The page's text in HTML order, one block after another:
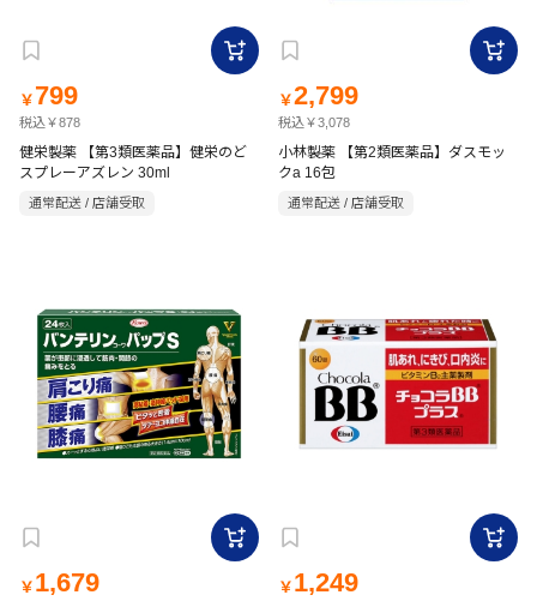
￥ 799
税込￥878
健栄製薬 【第3類医薬品】健栄のど
スプレーアズレン 30ml
通常配送 / 店舗受取
￥2,799
税込￥3,078
小林製薬 【第2類医薬品】ダスモッ
クa 16包
通常配送 / 店舗受取
￥ 1,679 ￥ 1,249